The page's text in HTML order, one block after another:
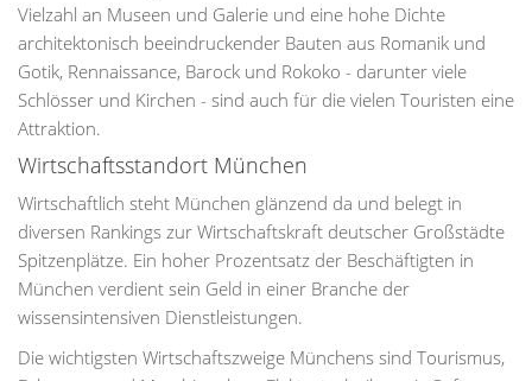
Vielzahl an Museen und Galerie und eine hohe Dichte
architektonisch beeindruckender Bauten aus Romanik und
Gotik, Rennaissance, Barock und Rokoko - darunter viele
Schlösser und Kirchen - sind auch für die vielen Touristen eine
Attraktion.
Wirtschaftsstandort München
Wirtschaftlich steht München glänzend da und belegt in
diversen Rankings zur Wirtschaftskraft deutscher Großstädte
Spitzenplätze. Ein hoher Prozentsatz der Beschäftigten in
München verdient sein Geld in einer Branche der
wissensintensiven Dienstleistungen.
Die wichtigsten Wirtschaftszweige Münchens sind Tourismus,